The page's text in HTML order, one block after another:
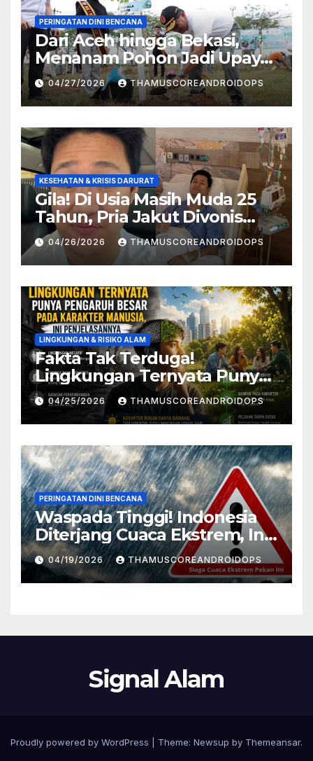
PERINGATAN DINI BENCANA
Dari Aceh hingga Bekasi,
Menanam Pohon Jadi Upaya
Redam Bencana Alam
04/27/2026 THAMUSCOREANDROIDOPS
KESEHATAN & KRISIS DARURAT
Gila! Di Usia Masih Muda 25
Tahun, Pria Jakut Divonis
Kanker Limfoma, Ini Dugaan
Penyebabnya
04/26/2026 THAMUSCOREANDROIDOPS
LINGKUNGAN & RISIKO ALAM
Fakta Tak Terduga!
Lingkungan Ternyata Punya
Pengaruh Besar Pada
Karakter Manusia, Ini
Penjelasannya
04/25/2026 THAMUSCOREANDROIDOPS
PERINGATAN DINI BENCANA
Waspada Tinggi! Indonesia
Diterjang Cuaca Ekstrem, Ini
Daftar Daerah Rawan
04/19/2026 THAMUSCOREANDROIDOPS
Signal Alam
Proudly powered by WordPress Theme: Newsup by Themeansar.